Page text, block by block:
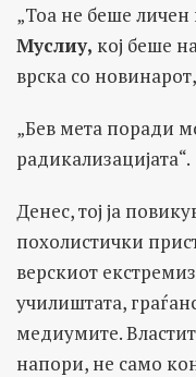
„Тоа не беше
Муслиу, кој беше
врска со
„Бев мета поради
радикализацијата“.
Денес, тој ја
похолистички
верскиот
училиштата,
медиумите.
напори, не само